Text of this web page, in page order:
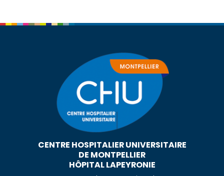
CENTRE HOSPITALIER UNIVERSITAIRE
DE MONTPELLIER
HÔPITAL LAPEYRONIE